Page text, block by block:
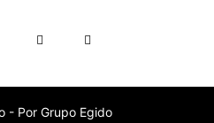
- Por Grupo Egido